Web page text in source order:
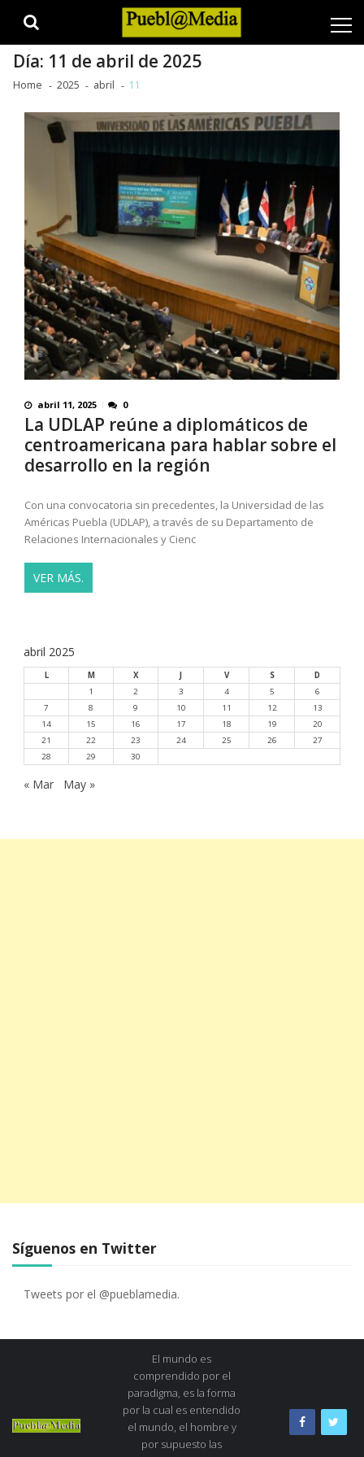
Día: 11 de abril de 2025
Home 2025 abril 11
abril 11, 2025 0
La UDLAP reúne a diplomáticos de
centroamericana para hablar sobre el
desarrollo en la región
Con una convocatoria sin precedentes, la Universidad de las
Américas Puebla (UDLAP), a través de su Departamento de
Relaciones Internacionales y Cienc
VER MÁS.
abril 2025
L M X V S
D
1
2 3 4 5
6
7
8 9 10 11 12
13
14
15 16 17 18 19
20
21
22 23 24 25 26
27
28
29 30
« Mar May »
Síguenos en Twitter
Tweets por el @pueblamedia.
El mundo es
comprendido por el
paradigma, es la forma
por la cual es entendido
el mundo, el hombre y
por supuesto las